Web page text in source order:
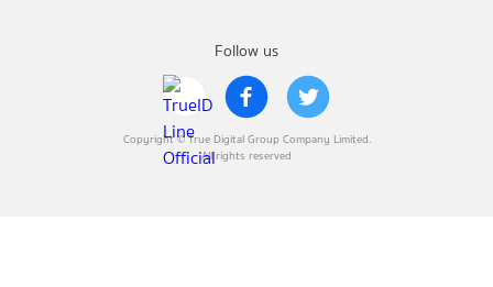
Follow us
Copyright © True Digital Group Company Limited.
All rights reserved